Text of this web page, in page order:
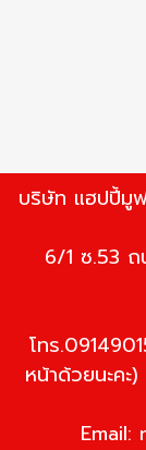
บริษัท แฮปปี้มู
6/1 ซ.53 ถ
โทร
หน้าด้วยนะค
Email: